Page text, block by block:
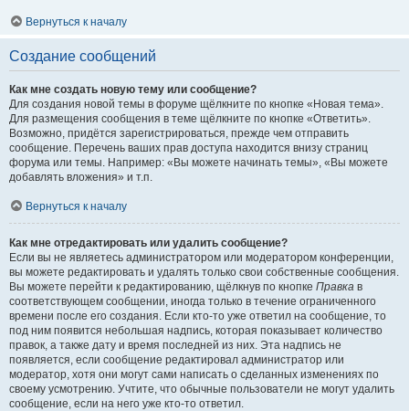
Вернуться к началу
Создание сообщений
Как мне создать новую тему или сообщение?
Для создания новой темы в форуме щёлкните по кнопке «Новая тема».
Для размещения сообщения в теме щёлкните по кнопке «Ответить».
Возможно, придётся зарегистрироваться, прежде чем отправить
сообщение. Перечень ваших прав доступа находится внизу страниц
форума или темы. Например: «Вы можете начинать темы», «Вы можете
добавлять вложения» и т.п.
Вернуться к началу
Как мне отредактировать или удалить сообщение?
Если вы не являетесь администратором или модератором конференции,
вы можете редактировать и удалять только свои собственные сообщения.
Вы можете перейти к редактированию, щёлкнув по кнопке Правка в
соответствующем сообщении, иногда только в течение ограниченного
времени после его создания. Если кто-то уже ответил на сообщение, то
под ним появится небольшая надпись, которая показывает количество
правок, а также дату и время последней из них. Эта надпись не
появляется, если сообщение редактировал администратор или
модератор, хотя они могут сами написать о сделанных изменениях по
своему усмотрению. Учтите, что обычные пользователи не могут удалить
сообщение, если на него уже кто-то ответил.